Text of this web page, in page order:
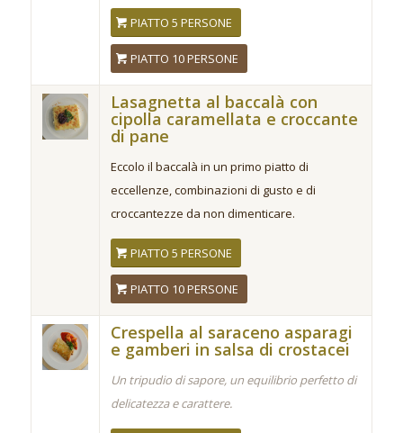
PIATTO 5 PERSONE
PIATTO 10 PERSONE
Lasagnetta al baccalà con
cipolla caramellata e croccante
di pane
Eccolo il baccalà in un primo piatto di
eccellenze, combinazioni di gusto e di
croccantezze da non dimenticare.
PIATTO 5 PERSONE
PIATTO 10 PERSONE
Crespella al saraceno asparagi
e gamberi in salsa di crostacei
Un tripudio di sapore, un equilibrio perfetto di
delicatezza e carattere.